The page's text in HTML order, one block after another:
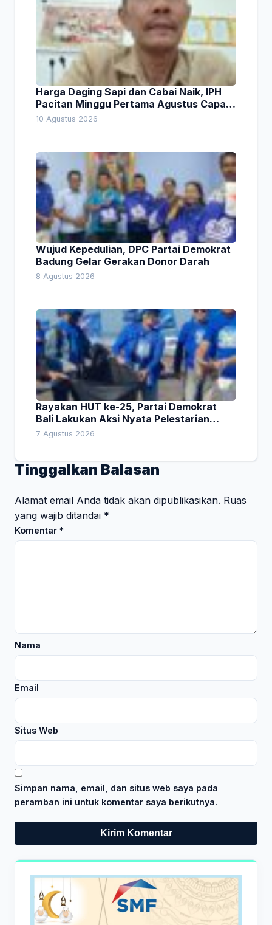
Harga Daging Sapi dan Cabai Naik, IPH
Pacitan Minggu Pertama Agustus Capai
1,66 Persen. Ini Penjelasan Kabag Ayub
10 Agustus 2026
Wujud Kepedulian, DPC Partai Demokrat
Badung Gelar Gerakan Donor Darah
8 Agustus 2026
Rayakan HUT ke-25, Partai Demokrat
Bali Lakukan Aksi Nyata Pelestarian
Lingkungan
7 Agustus 2026
Tinggalkan Balasan
Alamat email Anda tidak akan dipublikasikan. Ruas
yang wajib ditandai *
Komentar *
Nama
Email
Situs Web
Simpan nama, email, dan situs web saya pada
peramban ini untuk komentar saya berikutnya.